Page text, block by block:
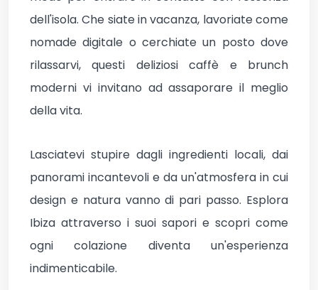
dell'isola. Che siate in vacanza, lavoriate come
nomade digitale o cerchiate un posto dove
rilassarvi, questi deliziosi caffè e brunch
moderni vi invitano ad assaporare il meglio
della vita.
Lasciatevi stupire dagli ingredienti locali, dai
panorami incantevoli e da un'atmosfera in cui
design e natura vanno di pari passo. Esplora
Ibiza attraverso i suoi sapori e scopri come
ogni colazione diventa un'esperienza
indimenticabile.